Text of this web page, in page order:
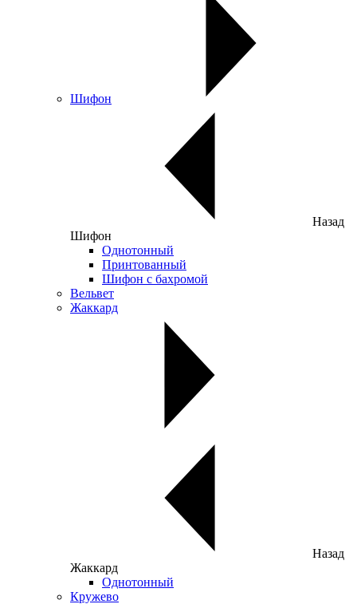
Шифон
Назад
Шифон
Однотонный
Принтованный
Шифон с бахромой
Вельвет
Жаккард
Назад
Жаккард
Однотонный
Кружево